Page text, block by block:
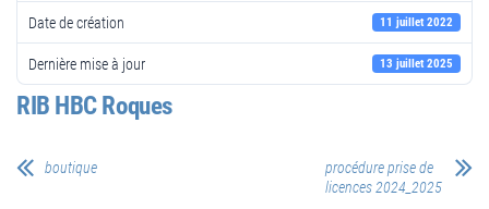
Date de création 11 juillet 2022
Dernière mise à jour 13 juillet 2025
RIB HBC Roques
boutique
procédure prise de
licences 2024_2025